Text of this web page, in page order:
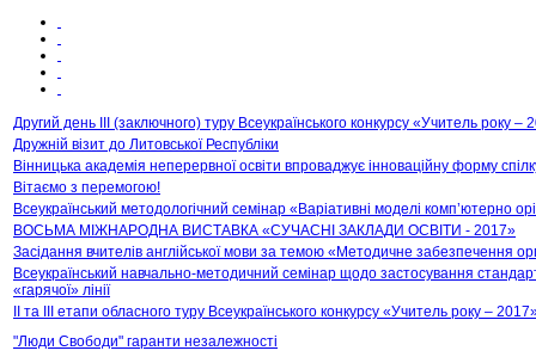
Другий день ІІІ (заключного) туру Всеукраїнського конкурсу «Учитель року –
Дружній візит до Литовської Республіки
Вінницька академія неперервної освіти впроваджує інноваційну форму
Вітаємо з перемогою!
Всеукраїнський методологічний семінар «Варіативні моделі
ВОСЬМА МІЖНАРОДНА ВИСТАВКА «СУЧАСНІ ЗАКЛАДИ ОСВІТИ - 2017»
Засідання вчителів англійської мови за темою «Методичне забезпечення
Всеукраїнський навчально-методичний семінар щодо застосування
«гарячої» лінії
ІІ та ІІІ етапи обласного туру Всеукраїнського конкурсу «Учитель року –
"Люди Свободи" гаранти незалежності